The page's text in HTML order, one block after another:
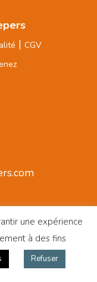
| CGV
une expérience
à des fins
Refuser